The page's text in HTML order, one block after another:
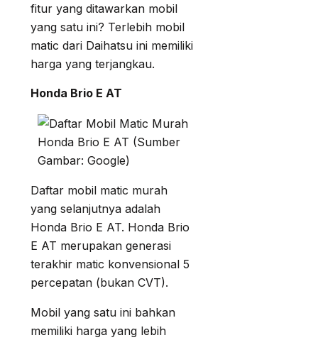
fitur yang ditawarkan mobil
yang satu ini? Terlebih mobil
matic dari Daihatsu ini memiliki
harga yang terjangkau.
Honda Brio E AT
Honda Brio E AT (Sumber
Gambar: Google)
Daftar mobil matic murah
yang selanjutnya adalah
Honda Brio E AT. Honda Brio
E AT merupakan generasi
terakhir matic konvensional 5
percepatan (bukan CVT).
Mobil yang satu ini bahkan
memiliki harga yang lebih